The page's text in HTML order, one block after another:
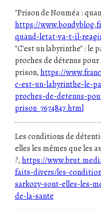
"Prison de Nouméa :
https://
quand-letat-va-t-il-
"C'est un labyrinthe" : le
proches de détenus
prison,https://
c-est-un-labyrinthe-le-
proches-de-detenus-
prison_7674847.html
Les conditions de
elles les mêmes que les
?,https://
faits-divers/les-
sarkozy-sont-elles-les-
de-la-sante